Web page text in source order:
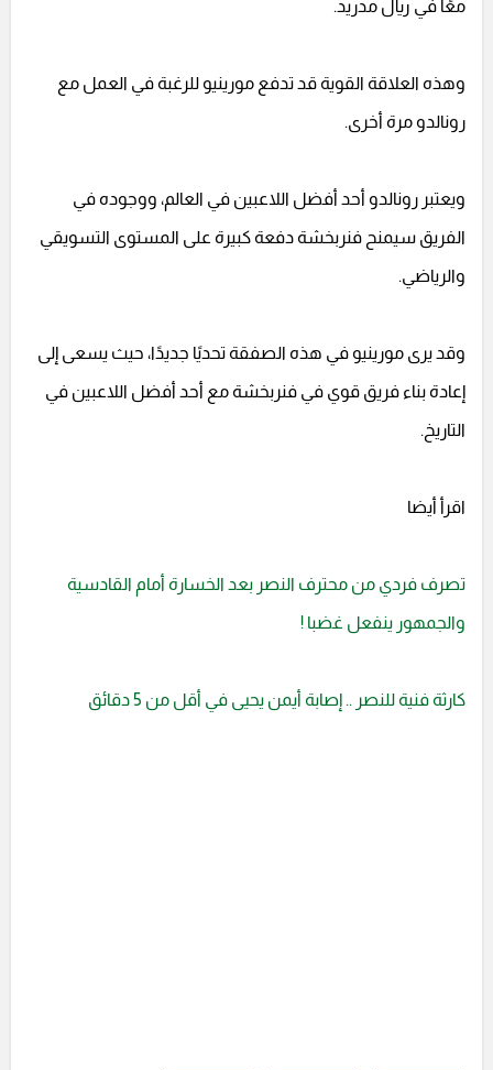
معًا في ريال مدريد.
وهذه العلاقة القوية قد تدفع مورينيو للرغبة في العمل مع
رونالدو مرة أخرى.
ويعتبر رونالدو أحد أفضل اللاعبين في العالم، ووجوده في
الفريق سيمنح فنربخشة دفعة كبيرة على المستوى التسويقي
والرياضي.
وقد يرى مورينيو في هذه الصفقة تحديًا جديدًا، حيث يسعى إلى
إعادة بناء فريق قوي في فنربخشة مع أحد أفضل اللاعبين في
التاريخ.
اقرأ أيضا
تصرف فردي من محترف النصر بعد الخسارة أمام القادسية
والجمهور ينفعل غضبا !
كارثة فنية للنصر .. إصابة أيمن يحيى في أقل من 5 دقائق